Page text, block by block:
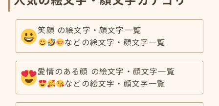
笑顔 の絵文字・顔文字一覧
などの絵文字・顔文字一覧
愛情のある顔 の絵文字・顔文字一覧
などの絵文字・顔文字一覧